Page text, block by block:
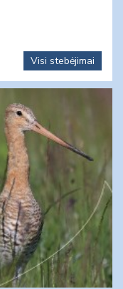
Visi stebėjimai